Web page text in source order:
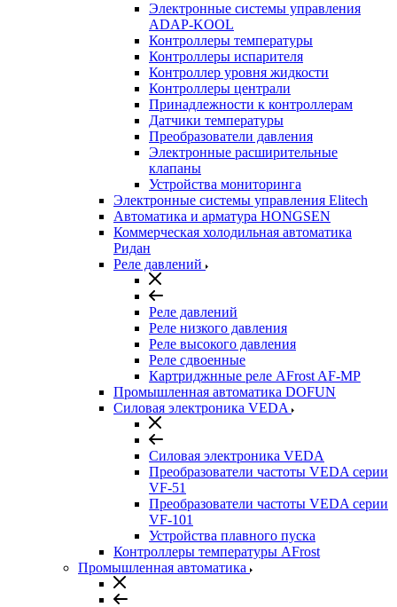
Электронные системы управления
ADAP-KOOL
Контроллеры температуры
Контроллеры испарителя
Контроллер уровня жидкости
Контроллеры централи
Принадлежности к контроллерам
Датчики температуры
Преобразователи давления
Электронные расширительные
клапаны
Устройства мониторинга
Электронные системы управления Elitech
Автоматика и арматура HONGSEN
Коммерческая холодильная автоматика
Ридан
Реле давлений
Реле давлений
Реле низкого давления
Реле высокого давления
Реле сдвоенные
Картриджнные реле AFrost AF-MP
Промышленная автоматика DOFUN
Силовая электроника VEDA
Силовая электроника VEDA
Преобразователи частоты VEDA серии
VF-51
Преобразователи частоты VEDA серии
VF-101
Устройства плавного пуска
Контроллеры температуры AFrost
Промышленная автоматика